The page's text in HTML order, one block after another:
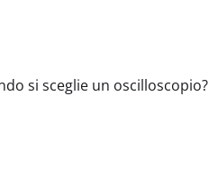
si sceglie un oscilloscopio?